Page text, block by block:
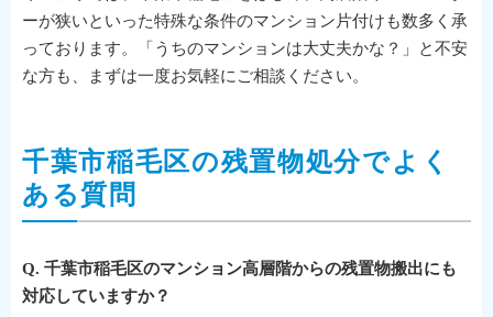
ーが狭いといった特殊な条件のマンション片付けも数多く承
っております。「うちのマンションは大丈夫かな？」と不安
な方も、まずは一度お気軽にご相談ください。
千葉市稲毛区の残置物処分でよく
ある質問
Q. 千葉市稲毛区のマンション高層階からの残置物搬出にも
対応していますか？